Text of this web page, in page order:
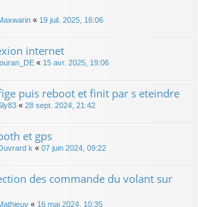
« 19 juil. 2025, 16:06
internet
« 15 avr. 2025, 19:06
puis reboot et finit par s eteindre
« 28 sept. 2024, 21:42
et gps
k « 07 juin 2024, 09:22
des commande du volant sur
« 16 mai 2024, 10:35